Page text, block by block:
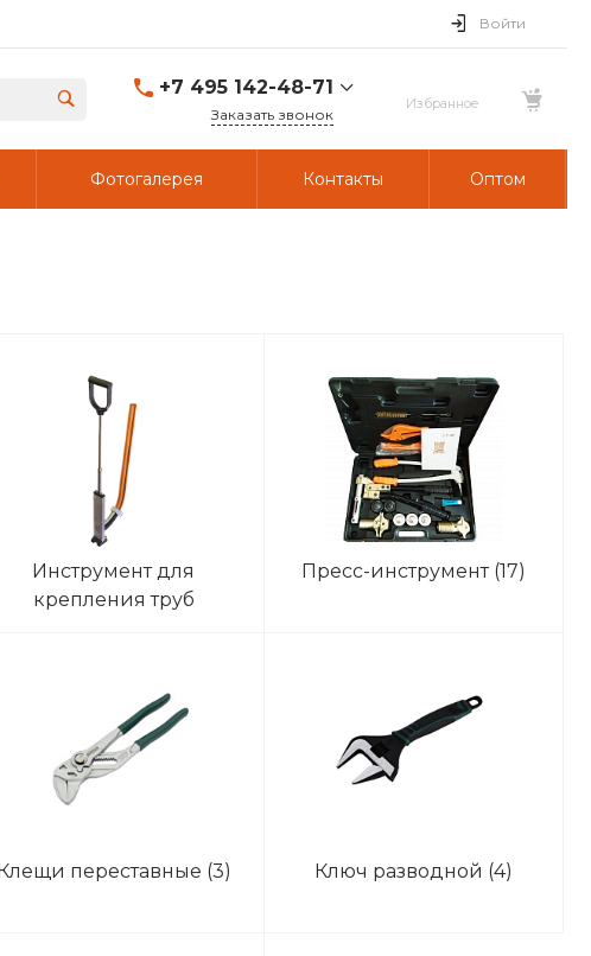
Войти
+7 495 142-48-71
Заказать звонок
Фотогалерея Контакты Оптом
Инструмент для
крепления труб
Пресс-инструмент (17)
переставные (3) Ключ разводной (4)